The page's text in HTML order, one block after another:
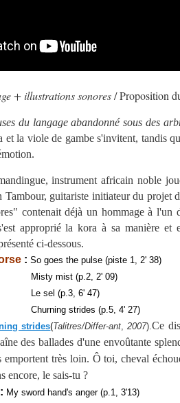
+ illustrations sonores/ Proposition
du langage abandonné sous des
et la viole de gambe s'invitent, tandis
instrument africain noble
Tambour, guitariste initiateur du projet
contenait déjà un hommage à l'un
approprié la kora à sa manière et
ci-dessous.
: So goes the pulse (piste 1, 2' 38)
(p.2, 2' 09)
6' 47)
(p.5, 4' 27)
strides(Talitres/Differ-ant,2007).Ce
des ballades d'une envoûtante
emportent très loin. Ô toi, cheval
encore, le sais-tu ?
: My sword hand's anger (p.1, 3'13)